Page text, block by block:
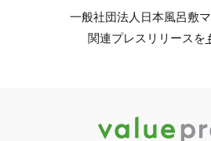
一般社団法人日本風呂敷
関連プレスリリースを